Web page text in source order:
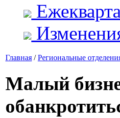
Главная /Региональные
Малый